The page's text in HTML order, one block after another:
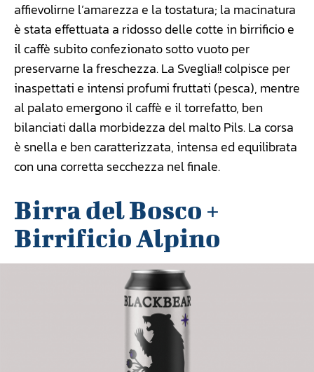
affievolirne l’amarezza e la tostatura; la macinatura
è stata effettuata a ridosso delle cotte in birrificio e
il caffè subito confezionato sotto vuoto per
preservarne la freschezza. La Sveglia!! colpisce per
inaspettati e intensi profumi fruttati (pesca), mentre
al palato emergono il caffè e il torrefatto, ben
bilanciati dalla morbidezza del malto Pils. La corsa
è snella e ben caratterizzata, intensa ed equilibrata
con una corretta secchezza nel finale.
Birra del Bosco +
Birrificio Alpino